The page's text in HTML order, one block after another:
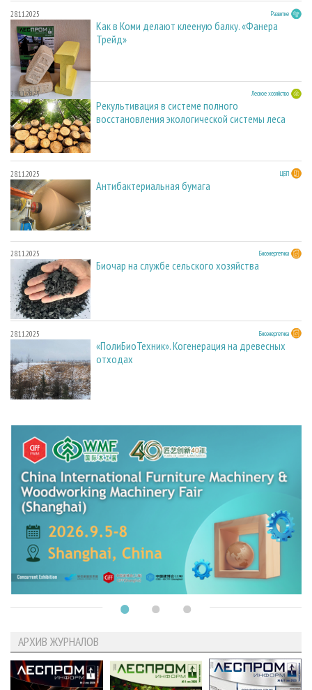
28.11.2025 Развитие
Как в Коми делают клееную балку. «Фанера
Трейд»
28.11.2025 Лесное хозяйство
Рекультивация в системе полного
восстановления экологической системы леса
28.11.2025 ЦБП
Антибактериальная бумага
28.11.2025 Биоэнергетика
Биочар на службе сельского хозяйства
28.11.2025 Биоэнергетика
«ПолиБиоТехник». Когенерация на древесных
отходах
АРХИВ ЖУРНАЛОВ